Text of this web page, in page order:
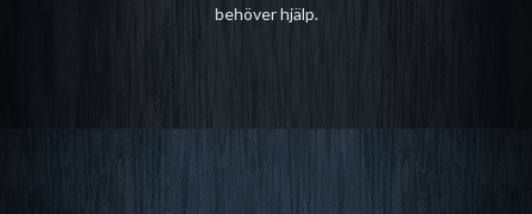
behöver hjälp.